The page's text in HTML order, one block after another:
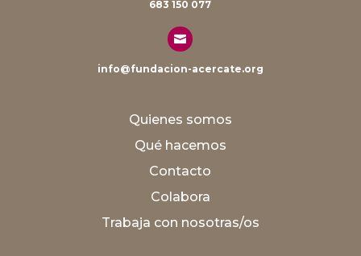
683 150 077

info@fundacion-acercate.org
Quienes somos
Qué hacemos
Contacto
Colabora
Trabaja con nosotras/os